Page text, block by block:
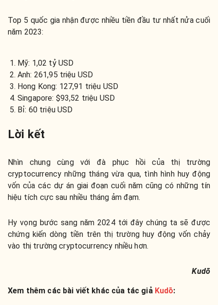
Top 5 quốc gia nhận được nhiều tiền đầu tư nhất nửa cuối
năm 2023:
Mỹ: 1,02 tỷ USD
Anh: 261,95 triệu USD
Hong Kong: 127,91 triệu USD
Singapore: $93,52 triệu USD
Bỉ: 60 triệu USD
Lời kết
Nhìn chung cùng với đà phục hồi của thị trường
cryptocurrency những tháng vừa qua, tình hình huy động
vốn của các dự án giai đoạn cuối năm cũng có những tín
hiệu tích cực sau nhiều tháng ảm đạm.
Hy vọng bước sang năm 2024 tới đây chúng ta sẽ được
chứng kiến dòng tiền trên thị trường huy động vốn chảy
vào thị trường cryptocurrency nhiều hơn.
Kudō
Xem thêm các bài viết khác của tác giả Kudō: